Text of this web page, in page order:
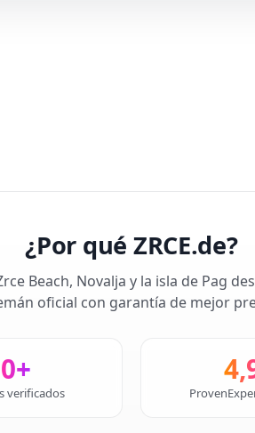
¿Por qué ZRCE.de?
Beach, Novalja y la isla de Pag
oficial con garantía de mejor
verificados